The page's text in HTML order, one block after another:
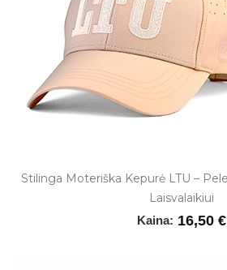
Stilinga Moteriška Kepurė LTU –
Laisvalaikiui
Kaina: 16,50 €